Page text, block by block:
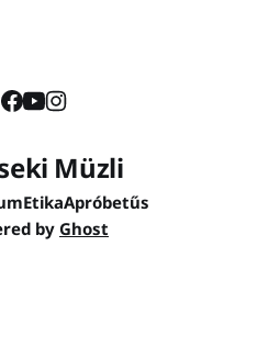
Müzli
EtikaApróbetűs
by Ghost